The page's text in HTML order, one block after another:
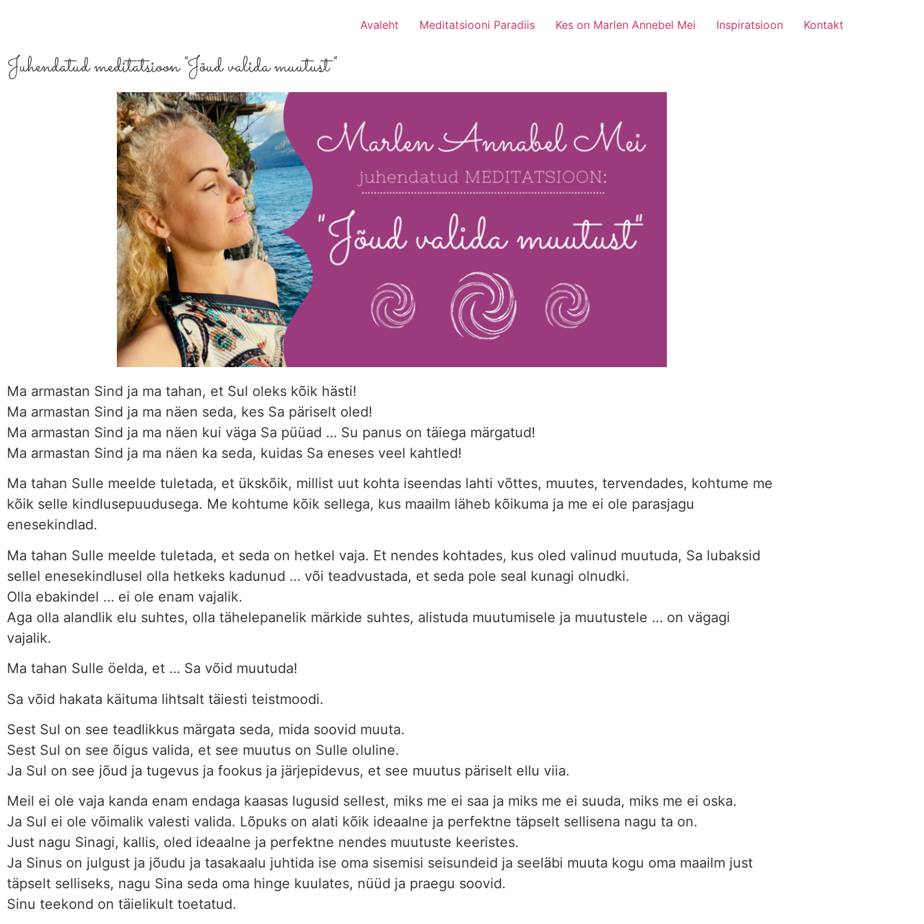
Avaleht Meditatsiooni Paradiis Kes on Marlen Annebel Mei Inspiratsioon Kontakt
Juhendatud meditatsioon "Jõud valida muutust"
Ma armastan Sind ja ma tahan, et Sul oleks kõik hästi!
Ma armastan Sind ja ma näen seda, kes Sa päriselt oled!
Ma armastan Sind ja ma näen kui väga Sa püüad … Su panus on täiega märgatud!
Ma armastan Sind ja ma näen ka seda, kuidas Sa eneses veel kahtled!
Ma tahan Sulle meelde tuletada, et ükskõik, millist uut kohta iseendas lahti võttes, muutes, tervendades, kohtume me
kõik selle kindlusepuudusega. Me kohtume kõik sellega, kus maailm läheb kõikuma ja me ei ole parasjagu
enesekindlad.
Ma tahan Sulle meelde tuletada, et seda on hetkel vaja. Et nendes kohtades, kus oled valinud muutuda, Sa lubaksid
sellel enesekindlusel olla hetkeks kadunud … või teadvustada, et seda pole seal kunagi olnudki.
Olla ebakindel … ei ole enam vajalik.
Aga olla alandlik elu suhtes, olla tähelepanelik märkide suhtes, alistuda muutumisele ja muutustele … on vägagi
vajalik.
Ma tahan Sulle öelda, et … Sa võid muutuda!
Sa võid hakata käituma lihtsalt täiesti teistmoodi.
Sest Sul on see teadlikkus märgata seda, mida soovid muuta.
Sest Sul on see õigus valida, et see muutus on Sulle oluline.
Ja Sul on see jõud ja tugevus ja fookus ja järjepidevus, et see muutus päriselt ellu viia.
Meil ei ole vaja kanda enam endaga kaasas lugusid sellest, miks me ei saa ja miks me ei suuda, miks me ei oska.
Ja Sul ei ole võimalik valesti valida. Lõpuks on alati kõik ideaalne ja perfektne täpselt sellisena nagu ta on.
Just nagu Sinagi, kallis, oled ideaalne ja perfektne nendes muutuste keeristes.
Ja Sinus on julgust ja jõudu ja tasakaalu juhtida ise oma sisemisi seisundeid ja seeläbi muuta kogu oma maailm just
täpselt selliseks, nagu Sina seda oma hinge kuulates, nüüd ja praegu soovid.
Sinu teekond on täielikult toetatud.